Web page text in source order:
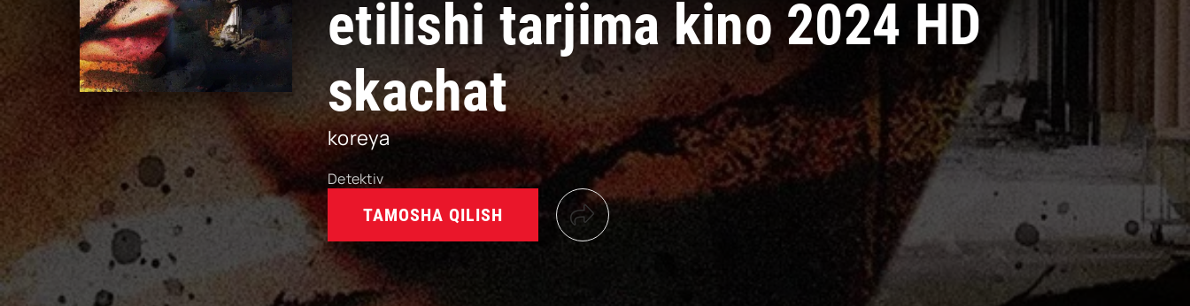
etilishi tarjima kino 2024 HD
skachat
koreya
Detektiv
TAMOSHA QILISH